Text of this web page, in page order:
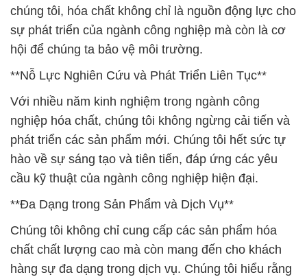
chúng tôi, hóa chất không chỉ là nguồn động lực cho
sự phát triển của ngành công nghiệp mà còn là cơ
hội để chúng ta bảo vệ môi trường.
**Nỗ Lực Nghiên Cứu và Phát Triển Liên Tục**
Với nhiều năm kinh nghiệm trong ngành công
nghiệp hóa chất, chúng tôi không ngừng cải tiến và
phát triển các sản phẩm mới. Chúng tôi hết sức tự
hào về sự sáng tạo và tiên tiến, đáp ứng các yêu
cầu kỹ thuật của ngành công nghiệp hiện đại.
**Đa Dạng trong Sản Phẩm và Dịch Vụ**
Chúng tôi không chỉ cung cấp các sản phẩm hóa
chất chất lượng cao mà còn mang đến cho khách
hàng sự đa dạng trong dịch vụ. Chúng tôi hiểu rằng